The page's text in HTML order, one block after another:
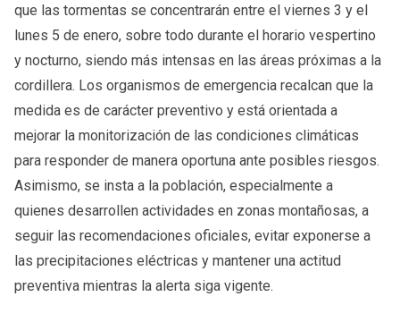
que las tormentas se concentrarán entre el viernes 3 y el
lunes 5 de enero, sobre todo durante el horario vespertino
y nocturno, siendo más intensas en las áreas próximas a la
cordillera. Los organismos de emergencia recalcan que la
medida es de carácter preventivo y está orientada a
mejorar la monitorización de las condiciones climáticas
para responder de manera oportuna ante posibles riesgos.
Asimismo, se insta a la población, especialmente a
quienes desarrollen actividades en zonas montañosas, a
seguir las recomendaciones oficiales, evitar exponerse a
las precipitaciones eléctricas y mantener una actitud
preventiva mientras la alerta siga vigente.